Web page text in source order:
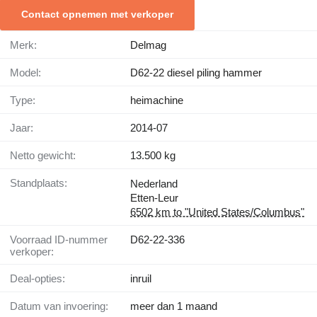
Contact opnemen met verkoper
Merk: Delmag
Model: D62-22 diesel piling hammer
Type: heimachine
Jaar: 2014-07
Netto gewicht: 13.500 kg
Standplaats:
Nederland
Etten-Leur
6502 km to "United States/Columbus"
Voorraad ID-nummer
verkoper:
D62-22-336
Deal-opties: inruil
Datum van invoering: meer dan 1 maand